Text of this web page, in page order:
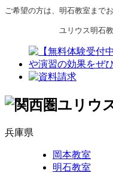
ご希望の方は、明石教室まで
ユリウス明石教室
兵庫県
岡本教室
明石教室